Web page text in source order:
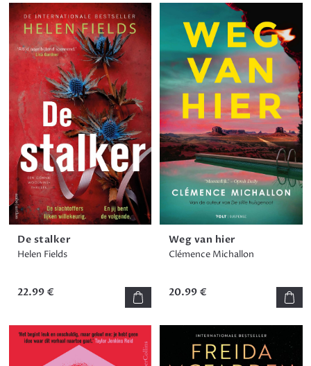
De stalker
Helen Fields
22.99 €
Weg van hier
Clémence Michallon
20.99 €